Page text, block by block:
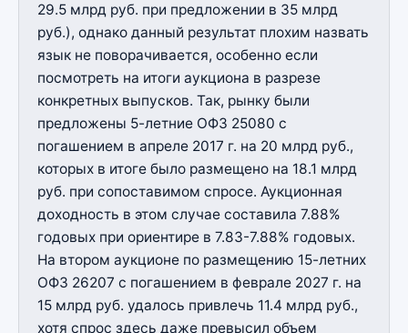
29.5 млрд руб. при предложении в 35 млрд
руб.), однако данный результат плохим назвать
язык не поворачивается, особенно если
посмотреть на итоги аукциона в разрезе
конкретных выпусков. Так, рынку были
предложены 5-летние ОФЗ 25080 с
погашением в апреле 2017 г. на 20 млрд руб.,
которых в итоге было размещено на 18.1 млрд
руб. при сопоставимом спросе. Аукционная
доходность в этом случае составила 7.88%
годовых при ориентире в 7.83-7.88% годовых.
На втором аукционе по размещению 15-летних
ОФЗ 26207 с погашением в феврале 2027 г. на
15 млрд руб. удалось привлечь 11.4 млрд руб.,
хотя спрос здесь даже превысил объем